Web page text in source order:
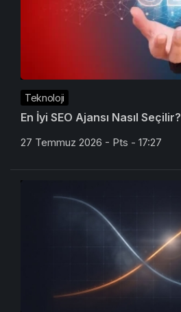
Teknoloji
En İyi SEO Ajansı Nasıl Seçilir?
27 Temmuz 2026 - Pts - 17:27